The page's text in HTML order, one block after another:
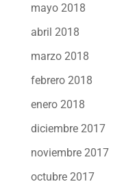
mayo 2018
abril 2018
marzo 2018
febrero 2018
enero 2018
diciembre 2017
noviembre 2017
octubre 2017